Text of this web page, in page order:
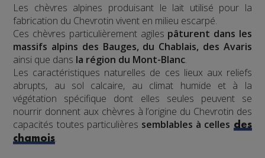
Les chèvres alpines produisant le lait utilisé pour la
fabrication du Chevrotin vivent en milieu escarpé.
Ces chèvres particulièrement agiles pâturent dans les
massifs alpins des Bauges, du Chablais, des Avaris
ainsi que dans la région du Mont-Blanc.
Les caractéristiques naturelles de ces lieux aux reliefs
abrupts, au sol calcaire, au climat humide et à la
végétation spécifique dont elles seules peuvent se
nourrir donnent aux chèvres à l’origine du Chevrotin des
capacités toutes particulières semblables à celles des
chamois.